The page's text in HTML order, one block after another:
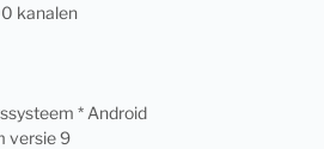
kanalen
* Android
versie 9